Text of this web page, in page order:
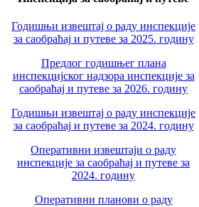
Годишњи извештај о раду инспекције
за саобраћај и путеве за 2025. годину
Предлог годишњег плана
инспекцијског надзора инспекције за
саобраћај и путеве за 2026. годину
Годишњи извештај о раду инспекције
за саобраћај и путеве за 2024. годину
Оперативни извештаји о раду
инспекције за саобраћај и путеве за
2024. годину
Оперативни планови о раду